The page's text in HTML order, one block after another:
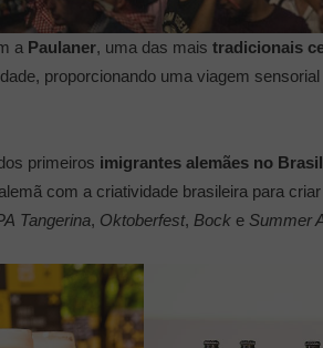
a Paulaner, uma das mais tradicionais
proporcionando uma viagem sensorial
primeiros imigrantes alemães no Brasil
com a criatividade brasileira para
Tangerina, Oktoberfest, Bock e Summer